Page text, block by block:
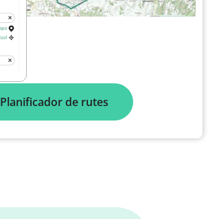
Planificador de rutes